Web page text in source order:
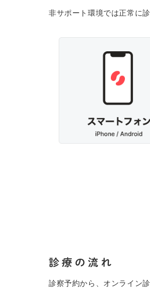
非サポート環境では正常に
診療の流れ
診察予約から、オンライン